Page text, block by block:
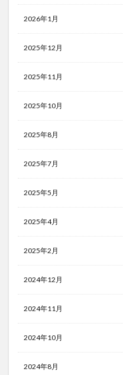
2026年1月
2025年12月
2025年11月
2025年10月
2025年8月
2025年7月
2025年5月
2025年4月
2025年2月
2024年12月
2024年11月
2024年10月
2024年8月